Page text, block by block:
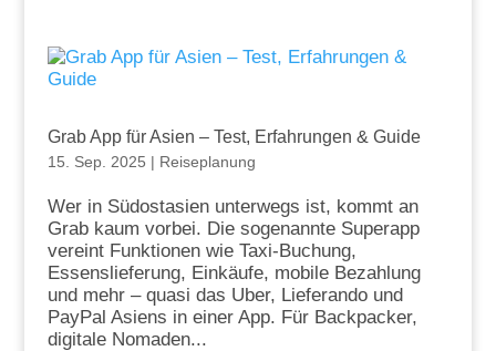
Grab App für Asien – Test, Erfahrungen & Guide
15. Sep. 2025 | Reiseplanung
Wer in Südostasien unterwegs ist, kommt an
Grab kaum vorbei. Die sogenannte Superapp
vereint Funktionen wie Taxi-Buchung,
Essenslieferung, Einkäufe, mobile Bezahlung
und mehr – quasi das Uber, Lieferando und
PayPal Asiens in einer App. Für Backpacker,
digitale Nomaden...